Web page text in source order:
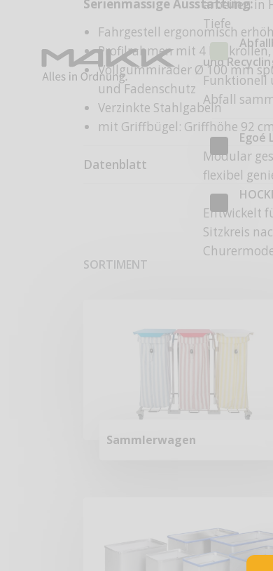
arbeiten in
Tiefe
und
Funktionell
Abfall
Egoé
Modular
flexibel
Entwickelt
Sitzkreis
Serienmässige Ausstattung:
Fahrgestell ergonomisch
Profilrahmen mit 4
Vollgummiräder Ø 100 mm
und Fadenschutz
Verzinkte Stahlgabeln
mit Griffbügel: Griffhöhe 92
Datenblatt
SORTIMENT
Sammlerwagen